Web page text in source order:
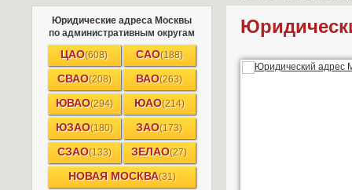
Юридические адреса Москвы
по административным округам
ЦАО(608) САО(188)
СВАО(208) ВАО(263)
ЮВАО(294) ЮАО(214)
ЮЗАО(180) ЗАО(173)
СЗАО(133) ЗЕЛАО(27)
НОВАЯ МОСКВА(31)